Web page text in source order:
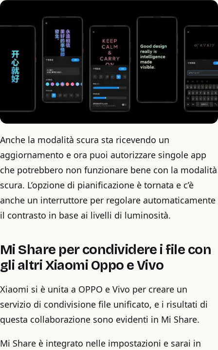
Anche la modalità scura sta ricevendo un
aggiornamento e ora puoi autorizzare singole app
che potrebbero non funzionare bene con la modalità
scura. L’opzione di pianificazione è tornata e c’è
anche un interruttore per regolare automaticamente
il contrasto in base ai livelli di luminosità.
Mi Share per condividere i file con
gli altri Xiaomi Oppo e Vivo
Xiaomi si è unita a OPPO e Vivo per creare un
servizio di condivisione file unificato, e i risultati di
questa collaborazione sono evidenti in Mi Share.
Mi Share è integrato nelle impostazioni e sarai in